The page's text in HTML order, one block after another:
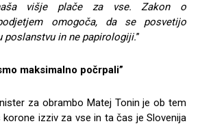
višje plače za vse. Zakon o
omogoča, da se posvetijo
poslanstvu in ne papirologiji.”
maksimalno počrpali”
za obrambo Matej Tonin je ob tem
korone izziv za vse in ta čas je Slovenija